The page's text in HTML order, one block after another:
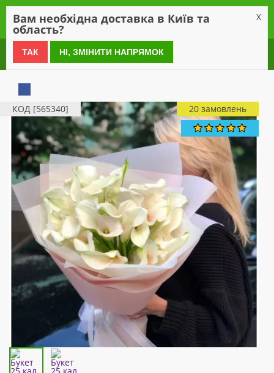
0 800 21 54 55
КОД [565340] 20 замовлень
Вам необхідна доставка в Київ та
область?
X
ТАК НІ, ЗМІНИТИ НАПРЯМОК